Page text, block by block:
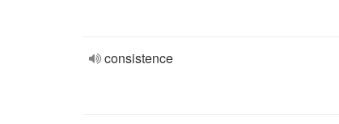
consistence